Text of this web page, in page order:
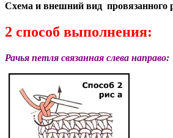
Схема и внешний вид провязанного
2 способ выполнения:
Рачья петля связанная слева направо: